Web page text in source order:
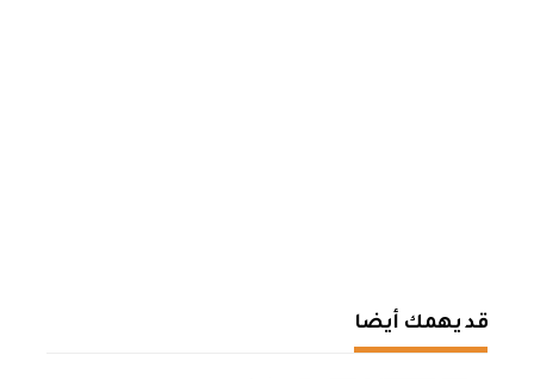
قد يهمك أيضا